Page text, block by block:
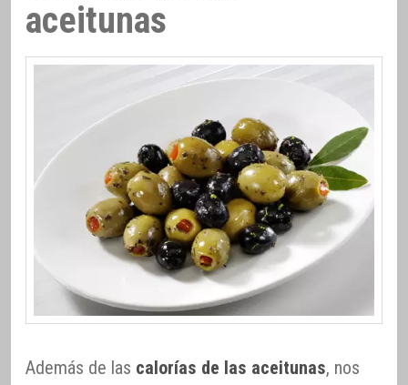
aceitunas
Además de las calorías de las aceitunas, nos